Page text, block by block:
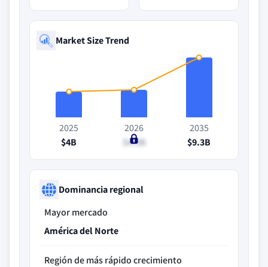
Market Size Trend
2025
$4B
2026
$4.3B
2035
$9.3B
Dominancia regional
Mayor mercado
América del Norte
Región de más rápido crecimiento